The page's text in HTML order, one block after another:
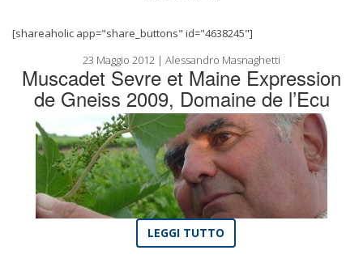
[shareaholic app="share_buttons" id="4638245"]
23 Maggio 2012 | Alessandro Masnaghetti
Muscadet Sevre et Maine Expression
de Gneiss 2009, Domaine de l’Ecu
LEGGI TUTTO